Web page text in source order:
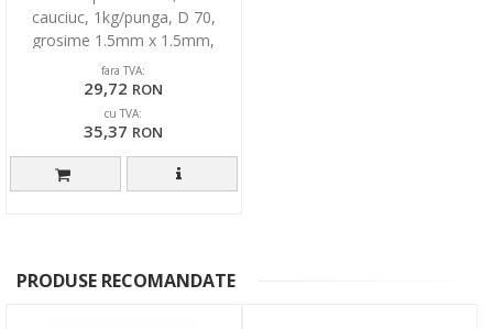
cauciuc, 1kg/punga, D 70,
grosime 1.5mm x 1.5mm,
Optima - albe
fara TVA:
29,72 RON
cu TVA:
35,37 RON
PRODUSE RECOMANDATE